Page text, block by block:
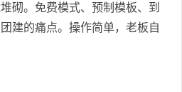
砌。免费模式、预制模板、到
建的痛点。操作简单，老板自